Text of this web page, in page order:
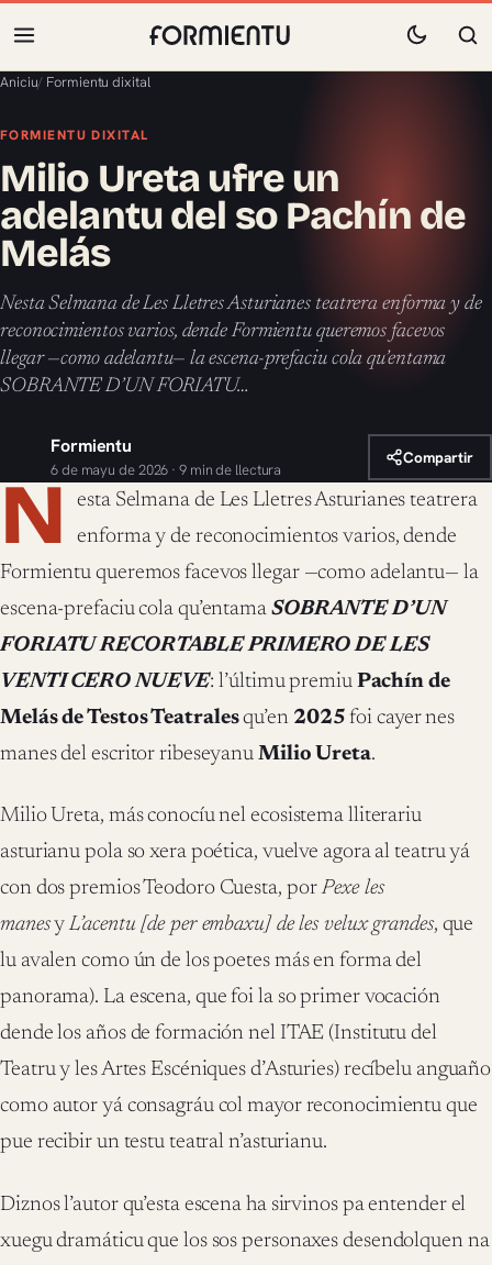
Aniciu/ Formientu dixital
FORMIENTU DIXITAL
Milio Ureta ufre un
adelantu del so Pachín de
Melás
Nesta Selmana de Les Lletres Asturianes teatrera enforma y de
reconocimientos varios, dende Formientu queremos facevos
llegar —como adelantu— la escena-prefaciu cola qu’entama
SOBRANTE D’UN FORIATU…
Formientu
6 de mayu de 2026 · 9 min de llectura
Compartir
N esta Selmana de Les Lletres Asturianes teatrera
enforma y de reconocimientos varios, dende
Formientu queremos facevos llegar —como adelantu— la
escena-prefaciu cola qu’entama SOBRANTE D’UN
FORIATU RECORTABLE PRIMERO DE LES
VENTI CERO NUEVE: l’últimu premiu Pachín de
Melás de Testos Teatralesqu’en 2025 foi cayer nes
manes del escritor ribeseyanu Milio Ureta.
Milio Ureta, más conocíu nel ecosistema lliterariu
asturianu pola so xera poética, vuelve agora al teatru yá
con dos premios Teodoro Cuesta, porPexe les
manesyL’acentu [de per embaxu] de les velux grandes, que
lu avalen como ún de los poetes más en forma del
panorama). La escena, que foi la so primer vocación
dende los años de formación nel ITAE (Institutu del
Teatru y les Artes Escéniques d’Asturies) recíbelu anguaño
como autor yá consagráu col mayor reconocimientu que
pue recibir un testu teatral n’asturianu.
Diznos l’autor qu’esta escena ha sirvinos pa entender el
xuegu dramáticu que los sos personaxes desendolquen na